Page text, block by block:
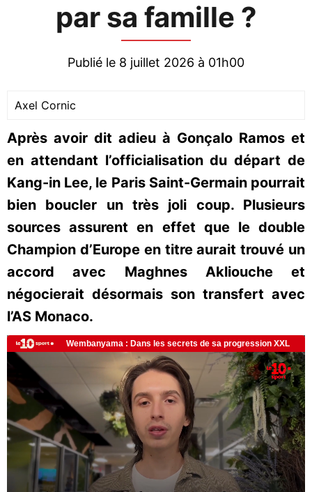
par sa famille ?
Publié le 8 juillet 2026 à 01h00
Axel Cornic
Après avoir dit adieu à Gonçalo Ramos et
en attendant l’officialisation du départ de
Kang-in Lee, le Paris Saint-Germain pourrait
bien boucler un très joli coup. Plusieurs
sources assurent en effet que le double
Champion d’Europe en titre aurait trouvé un
accord avec Maghnes Akliouche et
négocierait désormais son transfert avec
l’AS Monaco.